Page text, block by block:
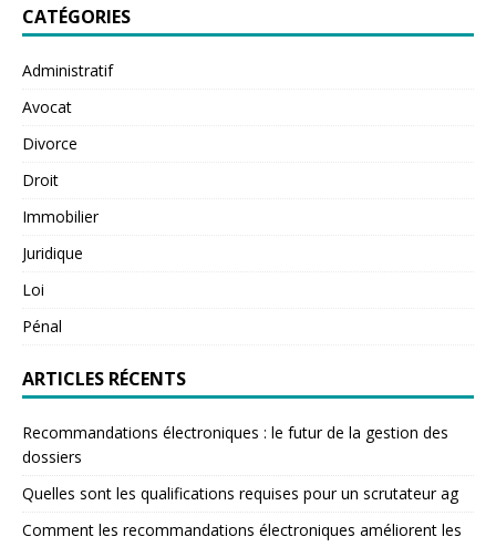
CATÉGORIES
Administratif
Avocat
Divorce
Droit
Immobilier
Juridique
Loi
Pénal
ARTICLES RÉCENTS
Recommandations électroniques : le futur de la gestion des
dossiers
Quelles sont les qualifications requises pour un scrutateur ag
Comment les recommandations électroniques améliorent les